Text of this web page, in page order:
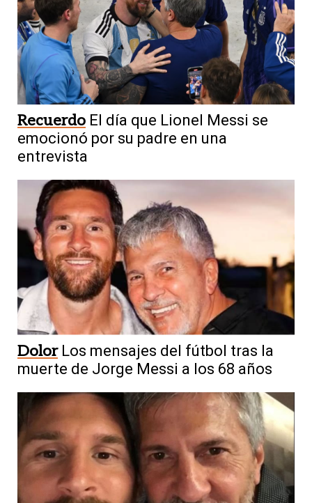
Recuerdo El día que Lionel Messi se
emocionó por su padre en una
entrevista
Dolor Los mensajes del fútbol tras la
muerte de Jorge Messi a los 68 años